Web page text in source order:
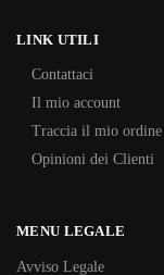
LINK UTILI
Contattaci
Il mio account
Traccia il mio ordine
Opinioni dei Clienti
MENU LEGALE
Avviso Legale